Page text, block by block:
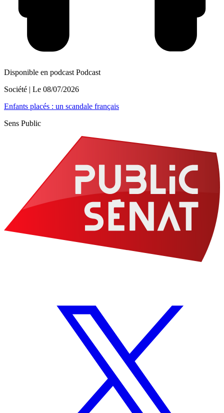
Disponible en podcast Podcast
Société | Le 08/07/2026
Enfants placés : un scandale français
Sens Public